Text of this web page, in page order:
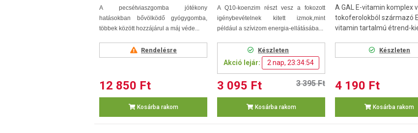
A pecsétviaszgomba jótékony
hatásokban bővölködő gyógygomba,
többek között hozzájárul a máj véde...
Rendelésre
12 850 Ft
Kosárba rakom
A Q10-koenzim részt vesz a fokozott
igénybevételnek kitett izmok,mint
például a szívizom energia-ellátásába...
Készleten
Akció lejár: 2 nap, 23:34:53
3 095 Ft 3 395 Ft
Kosárba rakom
A GAL E-vitamin komplex
tokoferolokból származó
vitamin tartalmú étrend-
Készleten
4 190 Ft
Kosárba rakom